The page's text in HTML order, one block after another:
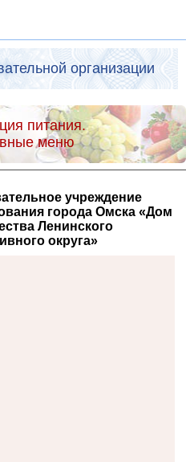
организации
питания.
меню
учреждение
города Омска «Дом
Ленинского
округа»